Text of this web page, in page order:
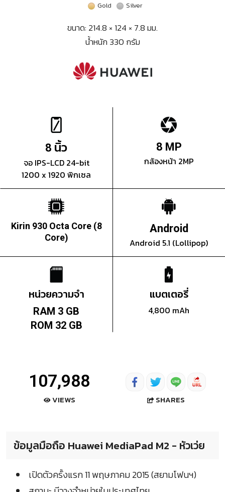
Gold Silver
ขนาด: 214.8 × 124 × 7.8 มม.
น้ำหนัก 330 กรัม
8 นิ้ว
จอ IPS-LCD 24-bit
1200 x 1920 พิกเซล
8 MP
กล้องหน้า 2MP
Kirin 930 Octa Core (8
Core)
Android
Android 5.1 (Lollipop)
หน่วยความจำ
RAM 3 GB
ROM 32 GB
แบตเตอรี่
4,800 mAh
107,988
VIEWS SHARES
ข้อมูลมือถือ Huawei MediaPad M2 - หัวเว่ย
เปิดตัวครั้งแรก 11 พฤษภาคม 2015 (สยามโฟนฯ)